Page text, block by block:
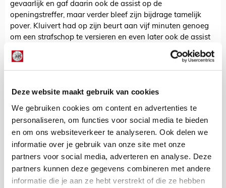
Deze website maakt gebruik van cookies
We gebruiken cookies om content en advertenties te
personaliseren, om functies voor social media te bieden
en om ons websiteverkeer te analyseren. Ook delen we
informatie over je gebruik van onze site met onze
partners voor social media, adverteren en analyse. Deze
partners kunnen deze gegevens combineren met andere
informatie die je aan ze hebt verstrekt of die ze hebben
gevaarlijk en gaf daarin ook de assist op de
openingstreffer, maar verder bleef zijn bijdrage tamelijk
pover. Kluivert had op zijn beurt aan vijf minuten genoeg
om een strafschop te versieren en even later ook de assist
te leveren op Hakim Ziyech, die de bevrijdende tweede
treffer voor zijn rekening nam.
Hakim Ziyech begon aardig, zakte naderhand naar een
lager niveau, eiste na rust een strafschop op, maar miste
net als enkele dagen eerder met de Marokkaanse ploeg.
Daarna besliste hij overigens alsnog de wedstrijd door de
bevrijdende 2-0 binnen te tikken, op aangeven van invaller
Justin Kluivert.
Rouwbanden voor Piet Ouderland
De Ajacieden speelden met rouwbanden. Dit vanwege het
overlijden van oud-Ajacied Piet Ouderland die op drie